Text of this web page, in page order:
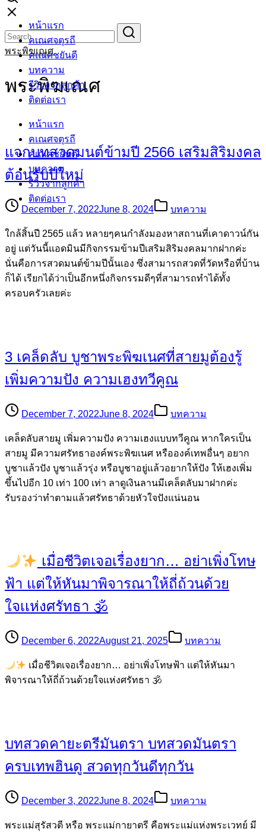
Skip
content
หน้าแรก
คเณศจตุรถี
คเณศชยันตี
บทความ
รีวิวจากลูกค้า
ติดต่อเรา
หน้าแรก
คเณศจตุรถี
คเณศชยันตี
บทความ
รีวิวจากลูกค้า
ติดต่อเรา
Search
for:
พระพิฆเณศ
พระพิฆเณศ
แจกบทสวดมนต์ข้ามปี 2566 เสริมสิริมงคล
ต้อนรับปีใหม่
December 7, 2022June 8, 2024 บทความ
ใกล้สิ้นปี 2565 แล้ว หลายๆคนกำลังมองหาสถานที่เคาดาวน์กัน
อยู่ แต่วันนี้แอดมินมีกิจกรรมข้ามปีเสริมสิริมงคลมากฝากค่ะ
นั่นคือการสวดมนต์ข้ามปีนั้นเอง ซึ่งสามารถสวดที่วัดหรือที่บ้าน
ก็ได้ เรียกได้ว่าเป็นอีกหนึ่งกิจกรรมดีๆที่สามารถทำได้ทั้ง
ครอบครัวเลยค่ะ
3 เคล็ดลับ บูชาพระพิฆเนศที่สายมูต้องรู้
เพิ่มความปัง ความเฮงทวีคูณ
December 7, 2022June 8, 2024 บทความ
เคล็ดลับสายมู เพิ่มความปัง ความเฮงแบบทวีคูณ หากใครเป็น
สายมู มีความศรัทธาองค์พระพิฆเนศ หรือองค์เทพอื่นๆ อยาก
บูชาแล้วปัง บูชาแล้วรุ่ง หรือบูชาอยู่แล้วอยากให้ปัง ให้เฮงเพิ่ม
ขึ้นไปอีก 10 เท่า 100 เท่า ลาดูเงินลานมีเคล็ดลับมาฝากค่ะ
รับรองว่าทำตามแล้วศรัทธาด้วยหัวใจปังแน่นอน
เมื่อชีวิตเจอเรื่องยาก… อย่าเพิ่งโทษ
ฟ้า แต่ให้หันมาพิจารณาให้ถี่ถ้วนด้วย
ใจเเห่งศรัทธา 🕉
December 6, 2022August 21, 2025 บทความ
เมื่อชีวิตเจอเรื่องยาก… อย่าเพิ่งโทษฟ้า แต่ให้หันมา
พิจารณาให้ถี่ถ้วนด้วยใจเเห่งศรัทธา 🕉
บทสวดคายะตรีมันตรา บทสวดมันตรา
ครบเทพฮินดู สวดทุกวันดีทุกวัน
December 3, 2022June 8, 2024 บทความ
พระแม่สุรัสวตี หรือ พระแม่กายาตรี คือพระแม่แห่งพระเวทย์ มี